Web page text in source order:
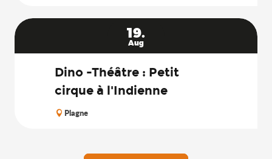
19.
Aug
Dino -Théâtre : Petit
cirque à l'Indienne
Plagne